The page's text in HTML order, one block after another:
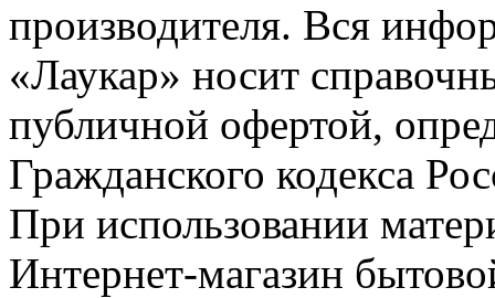
производителя. Вся
«Лаукар» носит
публичной офертой,
Гражданского кодекса
При использовании
Интернет-магазин